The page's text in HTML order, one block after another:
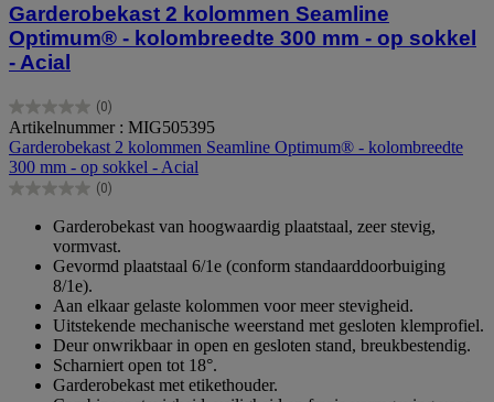
Garderobekast 2 kolommen Seamline
Optimum® - kolombreedte 300 mm - op sokkel
- Acial
(0)
0.0
van
de
5
sterren.
Artikelnummer : MIG505395
Garderobekast 2 kolommen Seamline Optimum® - kolombreedte
300 mm - op sokkel - Acial
(0)
0.0
sterren.
Garderobekast van hoogwaardig plaatstaal, zeer stevig,
vormvast.
Gevormd plaatstaal 6/1e (conform standaarddoorbuiging
8/1e).
Aan elkaar gelaste kolommen voor meer stevigheid.
Uitstekende mechanische weerstand met gesloten klemprofiel.
Deur onwrikbaar in open en gesloten stand, breukbestendig.
Scharniert open tot 18°.
Garderobekast met etikethouder.